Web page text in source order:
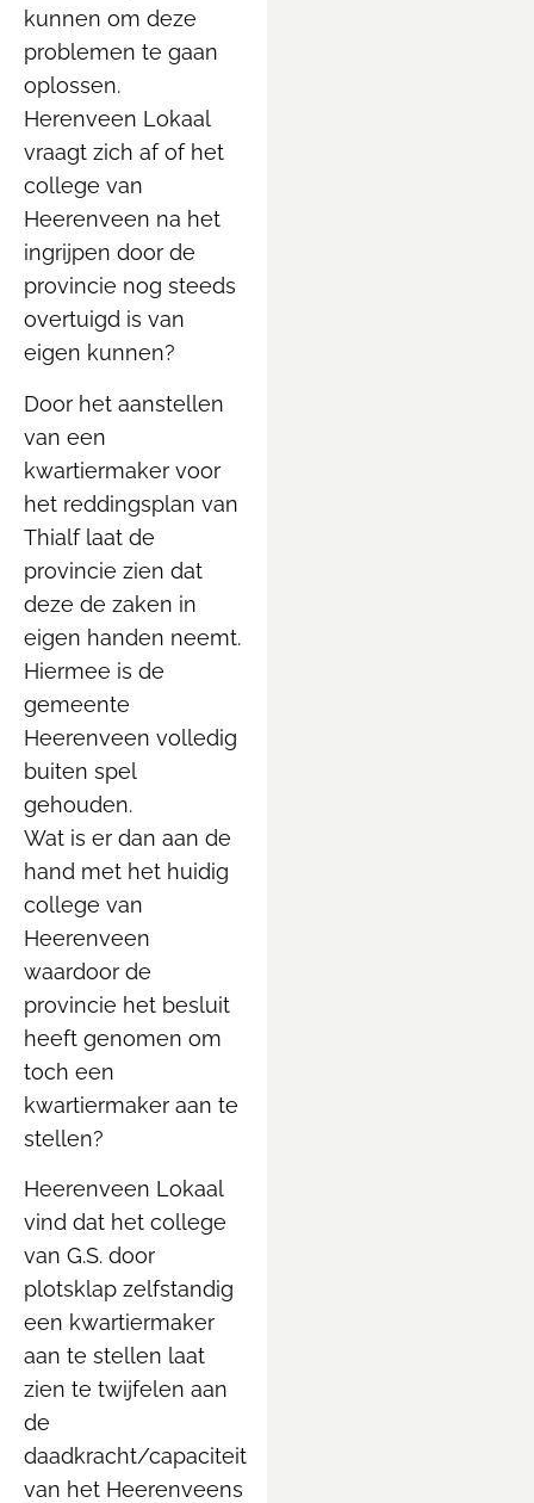
kunnen om deze
problemen te gaan
oplossen.
Herenveen Lokaal
vraagt zich af of het
college van
Heerenveen na het
ingrijpen door de
provincie nog steeds
overtuigd is van
eigen kunnen?
Door het aanstellen
van een
kwartiermaker voor
het reddingsplan van
Thialf laat de
provincie zien dat
deze de zaken in
eigen handen neemt.
Hiermee is de
gemeente
Heerenveen volledig
buiten spel
gehouden.
Wat is er dan aan de
hand met het huidig
college van
Heerenveen
waardoor de
provincie het besluit
heeft genomen om
toch een
kwartiermaker aan te
stellen?
Heerenveen Lokaal
vind dat het college
van G.S. door
plotsklap zelfstandig
een kwartiermaker
aan te stellen laat
zien te twijfelen aan
de
daadkracht/capaciteit
van het Heerenveens